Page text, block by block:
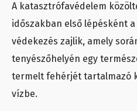
A katasztrófavédelem
időszakban első lépésként
védekezés zajlik, amely
tenyészőhelyén egy
termelt fehérjét tartalmazó
vízbe.